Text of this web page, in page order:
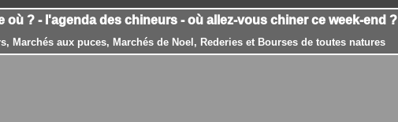
où ? - l'agenda des chineurs - où allez-vous chiner ce week-end ?
Marchés aux puces, Marchés de Noel, Rederies et Bourses de toutes natures